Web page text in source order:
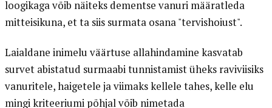
loogikaga võib näiteks dementse vanuri määratleda
mitteisikuna, et ta siis surmata osana "tervishoiust".
Laialdane inimelu väärtuse allahindamine kasvatab
survet abistatud surmaabi tunnistamist üheks raviviisiks
vanuritele, haigetele ja viimaks kellele tahes, kelle elu
mingi kriteeriumi põhjal võib nimetada